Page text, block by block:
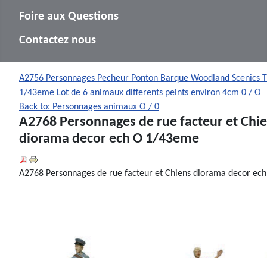
Foire aux Questions
Contactez nous
A2756 Personnages Pecheur Ponton Barque Woodland Scenics
1/43eme Lot de 6 animaux differents peints environ 4cm 0 / O
Back to: Personnages animaux O / 0
A2768 Personnages de rue facteur et
diorama decor ech O 1/43eme
A2768 Personnages de rue facteur et Chiens diorama decor